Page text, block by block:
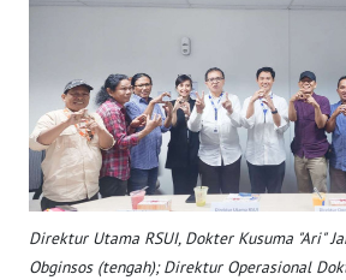
Direktur Utama RSUI, Dokter Kusuma "Ari"
Obginsos (tengah); Direktur Operasional
WN
PAPUA
BARAT
WN
RIAU